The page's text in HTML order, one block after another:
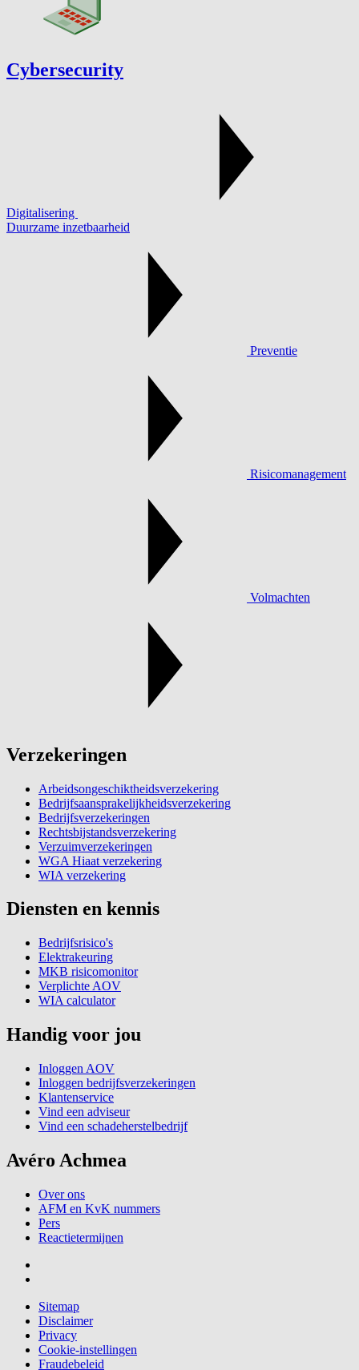
Cybersecurity
Digitalisering
Duurzame inzetbaarheid
Preventie
Risicomanagement
Volmachten
Verzekeringen
Arbeidsongeschiktheidsverzekering
Bedrijfsaansprakelijkheidsverzekering
Bedrijfsverzekeringen
Rechtsbijstandsverzekering
Verzuimverzekeringen
WGA Hiaat verzekering
WIA verzekering
Diensten en kennis
Bedrijfsrisico's
Elektrakeuring
MKB risicomonitor
Verplichte AOV
WIA calculator
Handig voor jou
Inloggen AOV
Inloggen bedrijfsverzekeringen
Klantenservice
Vind een adviseur
Vind een schadeherstelbedrijf
Avéro Achmea
Over ons
AFM en KvK nummers
Pers
Reactietermijnen
Sitemap
Disclaimer
Privacy
Cookie-instellingen
Fraudebeleid